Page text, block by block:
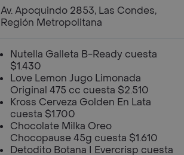
Av. Apoquindo 2853, Las Condes,
Región Metropolitana
Nutella Galleta B-Ready cuesta
$1.430
Love Lemon Jugo Limonada
Original 475 cc cuesta $2.510
Kross Cerveza Golden En Lata
cuesta $1.700
Chocolate Milka Oreo
Chocopause 45g cuesta $1.610
Detodito Botana I Evercrisp cuesta